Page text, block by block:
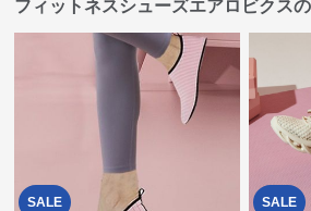
フィットネスシューズエアロビクス
SALE SALE